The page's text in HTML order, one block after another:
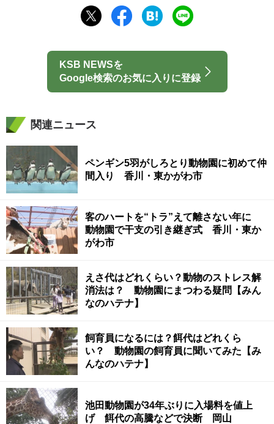
KSB NEWSを
Google検索のお気に入りに登録
関連ニュース
ペンギン5羽がしろとり動物園に初めて仲
間入り 香川・東かがわ市
客のハートを“トラ”えて離さない年に
動物園で干支の引き継ぎ式 香川・東か
がわ市
えさ代はどれくらい？動物のストレス解
消法は？ 動物園にまつわる疑問【みん
なのハテナ】
飼育員になるには？餌代はどれくら
い？ 動物園の飼育員に聞いてみた【み
んなのハテナ】
池田動物園が34年ぶりに入場料を値上
げ 餌代の高騰などで決断 岡山